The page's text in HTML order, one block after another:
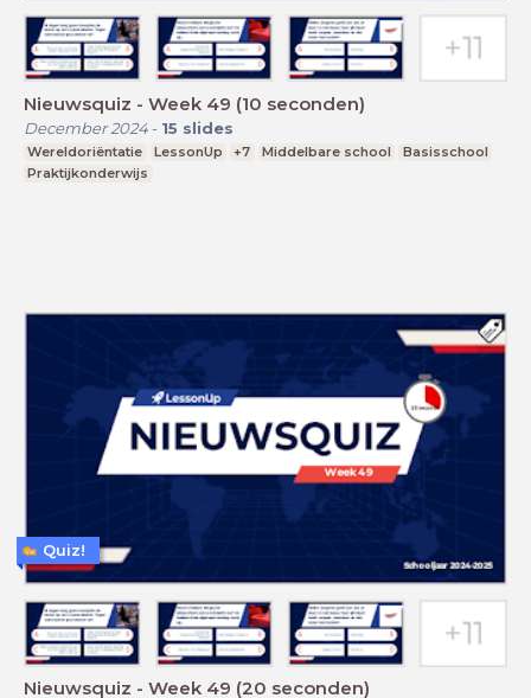
Nieuwsquiz - Week 49 (10 seconden)
December 2024- 15 slides
Wereldoriëntatie LessonUp +7 Middelbare school
Basisschool
Praktijkonderwijs
Nieuwsquiz - Week 49 (20 seconden)
Quiz!